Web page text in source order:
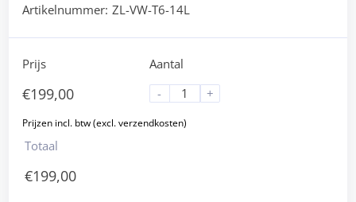
Artikelnummer: ZL-VW-T6-14L
Prijs
€199,00
Aantal
-
+
Totaal
€199,00